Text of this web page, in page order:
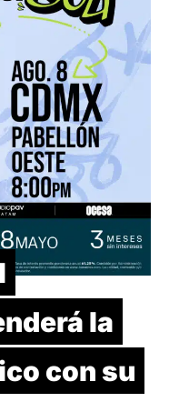
la
con su